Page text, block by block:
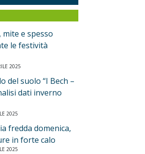
e spesso
le festività
2025
del suolo “I Bech –
dati inverno
2025
fredda domenica,
in forte calo
2025